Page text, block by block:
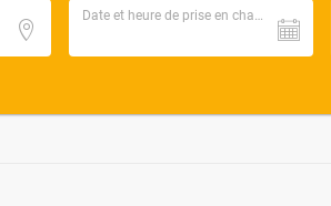
Date et heure de prise en charge